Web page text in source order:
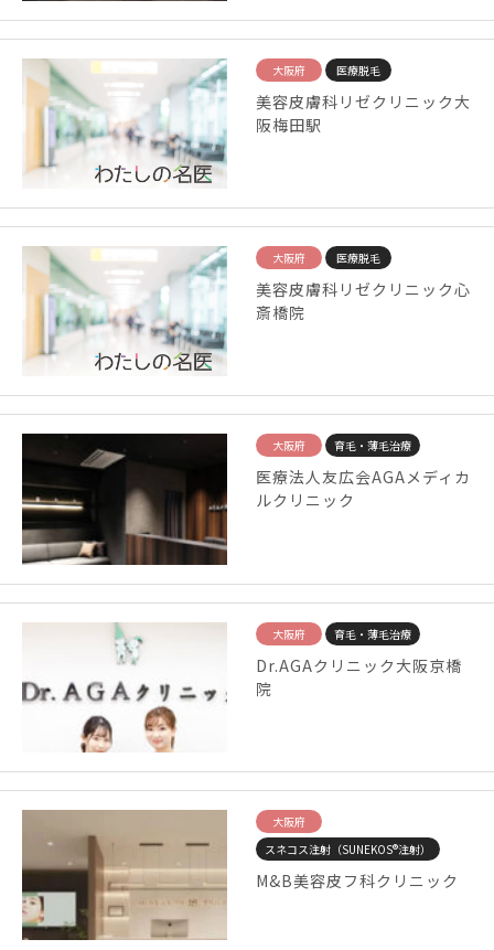
大阪府 医療脱毛
美容皮膚科リゼクリニック大
阪梅田駅
大阪府 医療脱毛
美容皮膚科リゼクリニック心
斎橋院
大阪府 育毛・薄毛治療
医療法人友広会AGAメディカ
ルクリニック
大阪府 育毛・薄毛治療
Dr.AGAクリニック大阪京橋
院
大阪府
スネコス注射（SUNEKOS®注射）
M&B美容皮フ科クリニック